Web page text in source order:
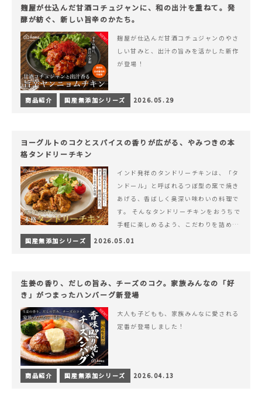
麹屋が仕込んだ甘酒コチュジャンに、和の出汁を重ねて。発
酵が紡ぐ、新しい旨辛のかたち。
麹屋が仕込んだ甘酒コチュジャンのやさ
しい甘みと、出汁の旨みを活かした新作
が登場！
商品紹介 国産無添加シリーズ 2026.05.29
ヨーグルトのコクとスパイスの香りが広がる、やみつきの本
格タンドリーチキン
インド発祥のタンドリーチキンは、「タ
ンドール」と呼ばれるつぼ型の窯で焼き
あげる、香ばしく奥深い味わいの料理で
す。 そんなタンドリーチキンをおうちで
手軽に楽しめるよう、こだわりを詰め込
んで仕上げました。 様々なシーンでお召
国産無添加シリーズ 2026.05.01
生姜の香り、だしの旨み、チーズのコク。家族みんなの「好
き」がつまったハンバーグ新登場
大人も子どもも、家族みんなに愛される
定番が登場しました！
商品紹介 国産無添加シリーズ 2026.04.13